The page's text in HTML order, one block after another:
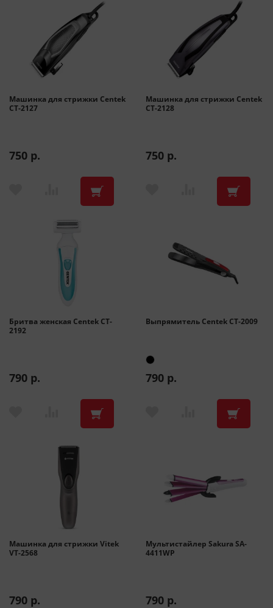
Машинка для стрижки Centek
CT-2127
750 р.
Машинка для стрижки Centek
CT-2128
750 р.
Бритва женская Centek CT-
2192
790 р.
Выпрямитель Centek CT-2009
790 р.
Машинка для стрижки Vitek
VT-2568
790 р.
Мультистайлер Sakura SA-
4411WP
790 р.